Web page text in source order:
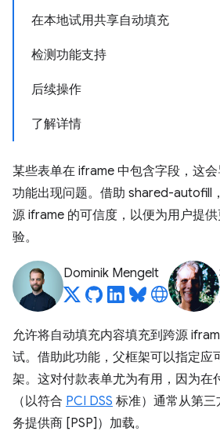
在本地试用共享自动填充
检测功能支持
后续操作
了解详情
某些表单在 iframe 中包含字段，这
功能出现问题。借助 shared-autofill
源 iframe 的可信度，以便为用户提
验。
Dominik Mengelt
允许将自动填充内容填充到跨源
试。借助此功能，父框架可以指定应
架。这对付款表单尤为有用，因为在
（以符合 PCI DSS 标准）通常从第
务提供商 [PSP]）加载。